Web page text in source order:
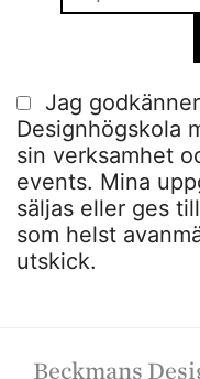
Jag
Designhögskola
sin verksamhet
events. Mina
säljas eller ges
som helst
utskick.
Beckmans